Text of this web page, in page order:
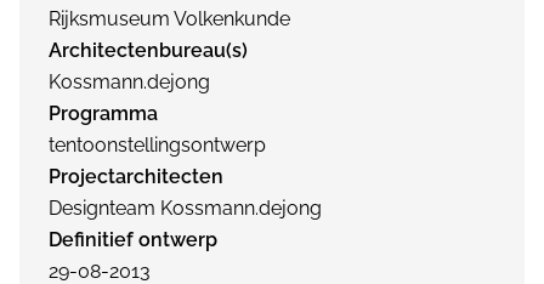
Rijksmuseum Volkenkunde
Architectenbureau(s)
Kossmann.dejong
Programma
tentoonstellingsontwerp
Projectarchitecten
Designteam Kossmann.dejong
Definitief ontwerp
29-08-2013